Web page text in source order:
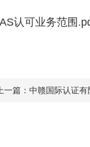
认可业务范围
上一篇：中赣国际认证